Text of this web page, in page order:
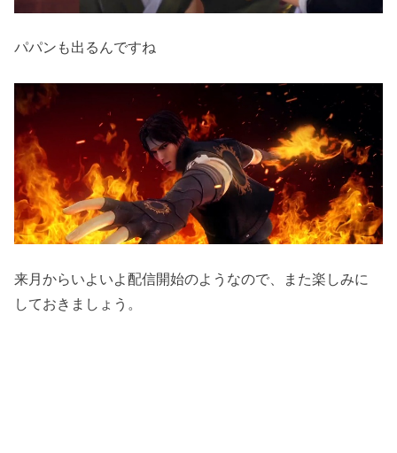
パパンも出るんですね
来月からいよいよ配信開始のようなので、また楽しみに
しておきましょう。